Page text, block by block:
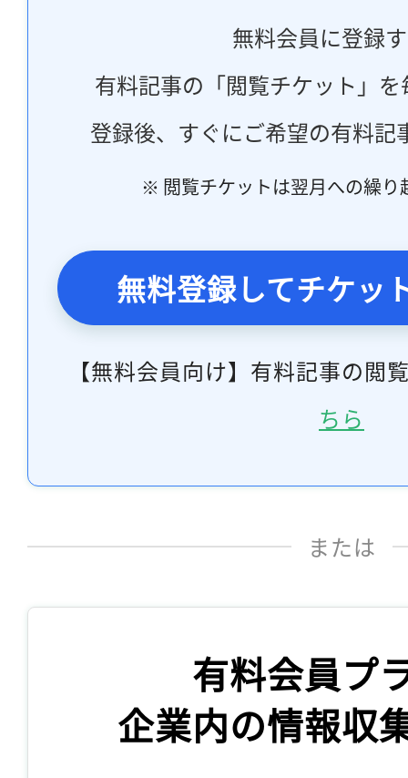
無料会員に登録
有料記事の「閲覧チケット」
登録後、すぐにご希望の有料記
※ 閲覧チケットは翌月への繰り
無料登録してチケッ
【無料会員向け】有料記事の閲
ちら
または
有料会員プ
企業内の情報収